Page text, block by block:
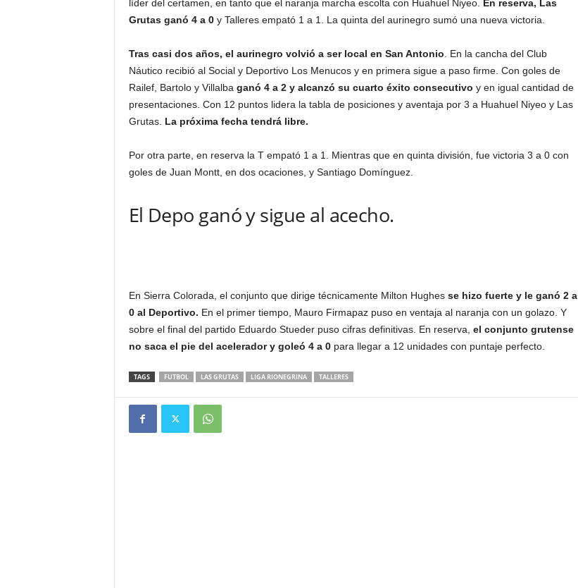
líder del certamen, en tanto que el naranja marcha escolta con Huahuel Niyeo. En reserva, Las
Grutas ganó 4 a 0y Talleres empató 1 a 1. La quinta del aurinegro sumó una nueva victoria.
Tras casi dos años, el aurinegro volvió a ser local en San Antonio . En la cancha del Club
Náutico recibió al Social y Deportivo Los Menucos y en primera sigue a paso firme. Con goles de
Railef, Bartolo y Villalba ganó 4 a 2 y alcanzó su cuarto éxito consecutivo y en igual cantidad de
presentaciones. Con 12 puntos lidera la tabla de posiciones y aventaja por 3 a Huahuel Niyeo y Las
Grutas. La próxima fecha tendrá libre.
Por otra parte, en reserva la T empató 1 a 1. Mientras que en quinta división, fue victoria 3 a 0 con
goles de Juan Montt, en dos ocaciones, y Santiago Domínguez.
El Depo ganó y sigue al acecho.
En Sierra Colorada, el conjunto que dirige técnicamente Milton Hughes se hizo fuerte y le ganó 2 a
0 al Deportivo. En el primer tiempo, Mauro Firmapaz puso en ventaja al naranja con un golazo. Y
sobre el final del partido Eduardo Stueder puso cifras definitivas. En reserva, el conjunto grutense
no saca el pie del acelerador y goleó 4 a 0para llegar a 12 unidades con puntaje perfecto.
TAGS FUTBOL LAS GRUTAS LIGA RIONEGRINA TALLERES